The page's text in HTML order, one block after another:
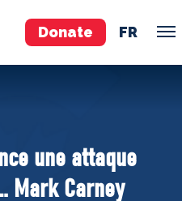
Donate FR
une attaque
Mark Carney